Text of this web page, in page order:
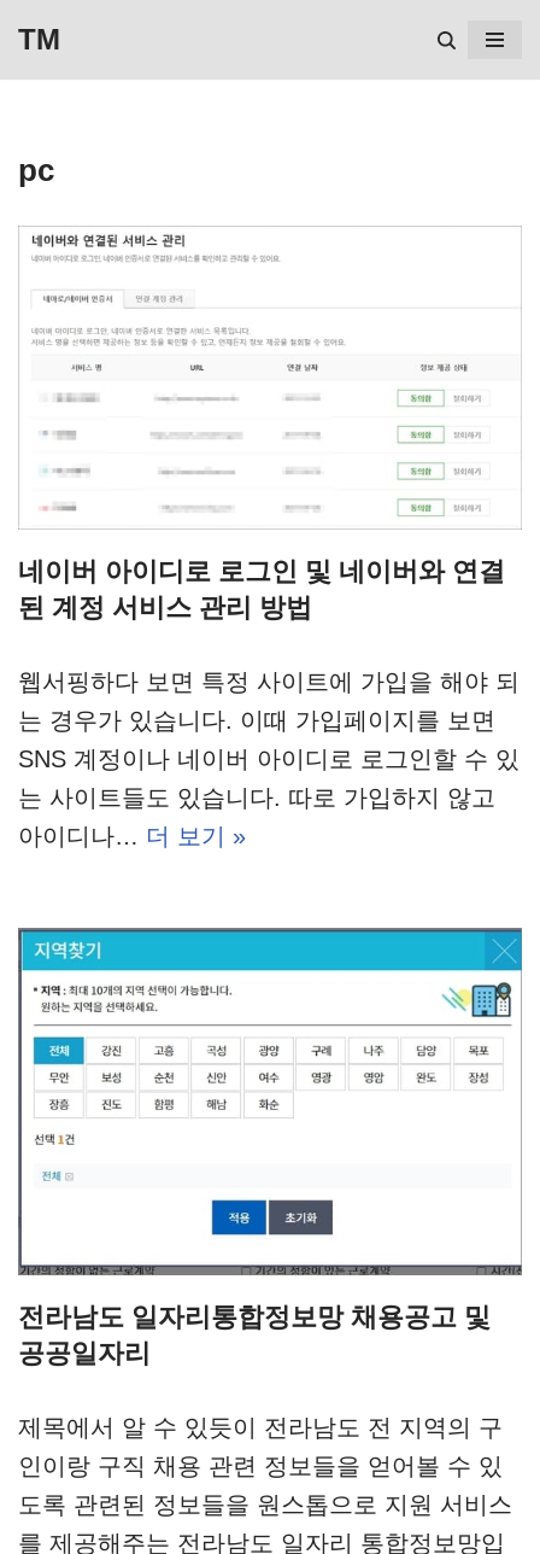
로
건
너
기
TM
pc
네이버 아이디로 로그인 및 네이버와 연결
된 계정 서비스 관리 방법
웹서핑하다 보면 특정 사이트에 가입을 해야 되
는 경우가 있습니다. 이때 가입페이지를 보면
SNS 계정이나 네이버 아이디로 로그인할 수 있
는 사이트들도 있습니다. 따로 가입하지 않고
아이디나… 더 보기 »
전라남도 일자리통합정보망 채용공고 및
공공일자리
제목에서 알 수 있듯이 전라남도 전 지역의 구
인이랑 구직 채용 관련 정보들을 얻어볼 수 있
도록 관련된 정보들을 원스톱으로 지원 서비스
를 제공해주는 전라남도 일자리 통합정보망입